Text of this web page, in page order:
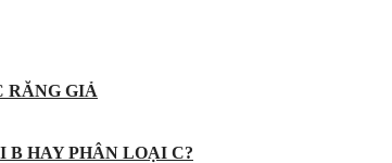
RĂNG GIẢ
B HAY PHÂN LOẠI C?